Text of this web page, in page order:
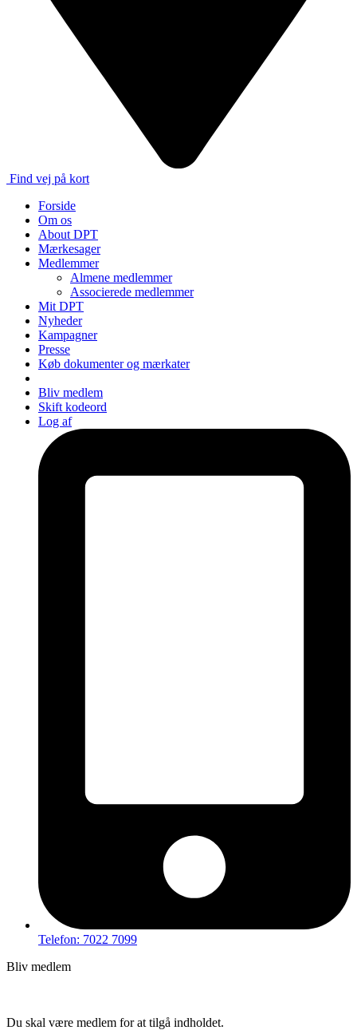
Find vej på kort
Forside
Om os
About DPT
Mærkesager
Medlemmer
Almene medlemmer
Associerede medlemmer
Mit DPT
Nyheder
Kampagner
Presse
Køb dokumenter og mærkater
Bliv medlem
Skift kodeord
Log af
Telefon: 7022 7099
Bliv medlem
Du skal være medlem for at tilgå indholdet.